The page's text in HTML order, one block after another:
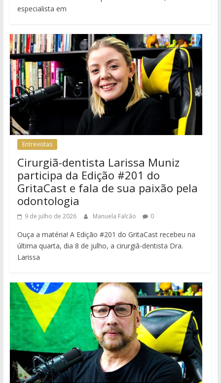
especialista em
Entrevistas
Cirurgiã-dentista Larissa Muniz
participa da Edição #201 do
GritaCast e fala de sua paixão pela
odontologia
9 de julho de 2026 Manuela Falcão 0
Ouça a matéria! A Edição #201 do GritaCast recebeu na
última quarta, dia 8 de julho, a cirurgiã-dentista Dra.
Larissa